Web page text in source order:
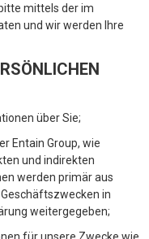
mittels der im
und wir werden Ihre
über Sie;
Entain Group, wie
und indirekten
werden primär aus
in
weitergegeben;
für unsere Zwecke wie